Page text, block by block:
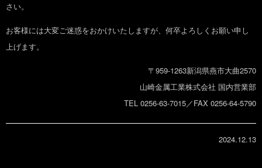
さい。
お客様には大変ご迷惑をおかけいたしますが、何卒よろしくお願い申し
上げます。
〒959-1263新潟県燕市大曲2570
山崎金属工業株式会社 国内営業部
TEL 0256-63-7015／FAX 0256-64-5790
2024.12.13